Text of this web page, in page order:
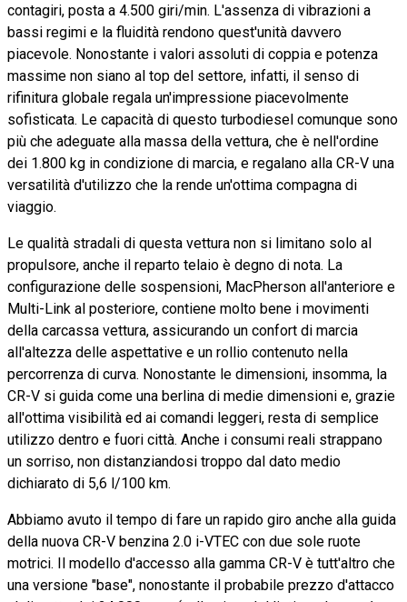
contagiri, posta a 4.500 giri/min. L'assenza di vibrazioni a
bassi regimi e la fluidità rendono quest'unità davvero
piacevole. Nonostante i valori assoluti di coppia e potenza
massime non siano al top del settore, infatti, il senso di
rifinitura globale regala un'impressione piacevolmente
sofisticata. Le capacità di questo turbodiesel comunque sono
più che adeguate alla massa della vettura, che è nell'ordine
dei 1.800 kg in condizione di marcia, e regalano alla CR-V una
versatilità d'utilizzo che la rende un'ottima compagna di
viaggio.
Le qualità stradali di questa vettura non si limitano solo al
propulsore, anche il reparto telaio è degno di nota. La
configurazione delle sospensioni, MacPherson all'anteriore e
Multi-Link al posteriore, contiene molto bene i movimenti
della carcassa vettura, assicurando un confort di marcia
all'altezza delle aspettative e un rollio contenuto nella
percorrenza di curva. Nonostante le dimensioni, insomma, la
CR-V si guida come una berlina di medie dimensioni e, grazie
all'ottima visibilità ed ai comandi leggeri, resta di semplice
utilizzo dentro e fuori città. Anche i consumi reali strappano
un sorriso, non distanziandosi troppo dal dato medio
dichiarato di 5,6 l/100 km.
Abbiamo avuto il tempo di fare un rapido giro anche alla guida
della nuova CR-V benzina 2.0 i-VTEC con due sole ruote
motrici. Il modello d'accesso alla gamma CR-V è tutt'altro che
una versione "base", nonostante il probabile prezzo d'attacco